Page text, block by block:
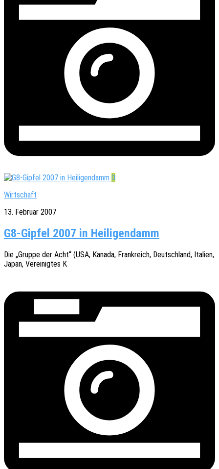
0
Wirtschaft
13. Februar 2007
G8-Gipfel 2007 in Heiligendamm
Die „Gruppe der Acht“ (USA, Kanada, Frank­reich, Deutsch­land, Itali­en,
Japan, Verei­nig­tes K